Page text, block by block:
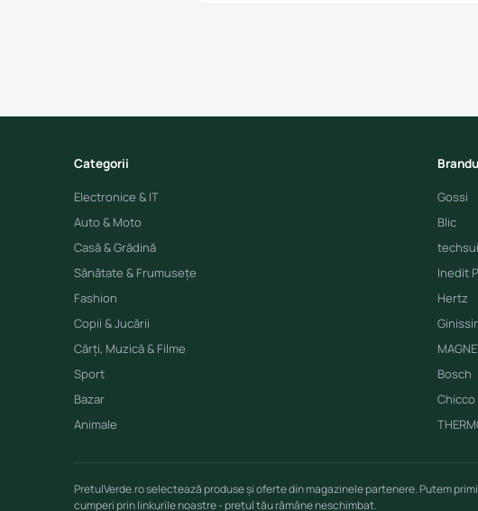
Categorii
Electronice & IT
Auto & Moto
Casă & Grădină
Sănătate & Frumusețe
Fashion
Copii & Jucării
Cărți, Muzică & Filme
Sport
Bazar
Animale
Gossi
Blic
Inedit
Hertz
Bosch
Chicco
PretulVerde.ro selectează produse și oferte din magazinele partenere. Putem
cumperi prin linkurile noastre - prețul tău rămâne neschimbat.